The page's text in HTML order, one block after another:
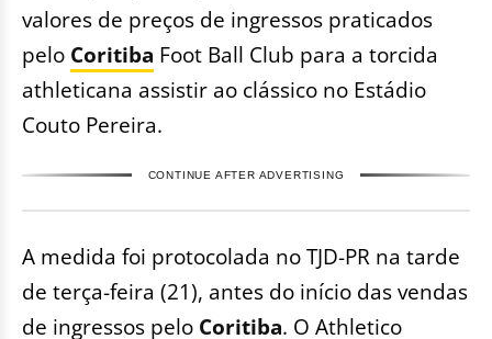
valores de preços de ingressos praticados
pelo Coritiba Foot Ball Club para a torcida
athleticana assistir ao clássico no Estádio
Couto Pereira.
CONTINUE AFTER ADVERTISING
A medida foi protocolada no TJD-PR na tarde
de terça-feira (21), antes do início das vendas
de ingressos pelo Coritiba. O Athletico